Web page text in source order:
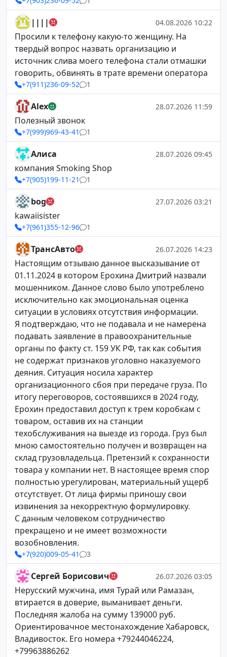
|||| 04.08.2026 10:22
Просили к телефону какую-то женщину. На
твердый вопрос назвать организацию и
источник слива моего телефона стали отмашки
говорить, обвинять в трате времени оператора
+7(911)236-09-52 1
Alex 28.07.2026 11:59
Полезный звонок
+7(999)969-43-41 1
Алиса 28.07.2026 09:45
компания Smoking Shop
+7(905)199-11-21 1
bog 27.07.2026 03:21
kawaiisister
+7(961)355-12-96 1
ТрансАвто 26.07.2026 14:23
Настоящим отзываю данное высказывание от
01.11.2024 в котором Ерохина Дмитрий назвали
мошенником. Данное слово было употреблено
исключительно как эмоциональная оценка
ситуации в условиях отсутствия информации.
Я подтверждаю, что не подавала и не намерена
подавать заявление в правоохранительные
органы по факту ст. 159 УК РФ, так как события
не содержат признаков уголовно наказуемого
деяния. Ситуация носила характер
организационного сбоя при передаче груза. По
итогу переговоров, состоявшихся в 2024 году,
Ерохин предоставил доступ к трем коробкам с
товаром, оставив их на станции
техобслуживания на выезде из города. Груз был
мною самостоятельно получен и возвращен на
склад грузовладельца. Претензий к сохранности
товара у компании нет. В настоящее время спор
полностью урегулирован, материальный ущерб
отсутствует. От лица фирмы приношу свои
извинения за некорректную формулировку.
С данным человеком сотрудничество
прекращено и не имеет возможности
возобновления.
+7(920)009-05-41 3
Сергей Борисович 26.07.2026 03:05
Нерусский мужчина, имя Турай или Рамазан,
втирается в доверие, выманивает деньги.
Последняя жалоба на сумму 139000 руб.
Ориентировачное местонахождение Хабаровск,
Владивосток. Его номера +79244046224,
+79963886262